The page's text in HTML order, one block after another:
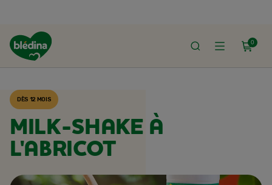
0
ACCUEIL
DÈS 12 MOIS
MILK-SHAKE À
L'ABRICOT